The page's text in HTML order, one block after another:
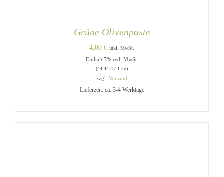
Grüne Olivenpaste
4,00 € inkl. MwSt.
Enthält 7% red. MwSt.
(44,44 € / 1 kg)
zzgl. Versand
Lieferzeit: ca. 3-4 Werktage